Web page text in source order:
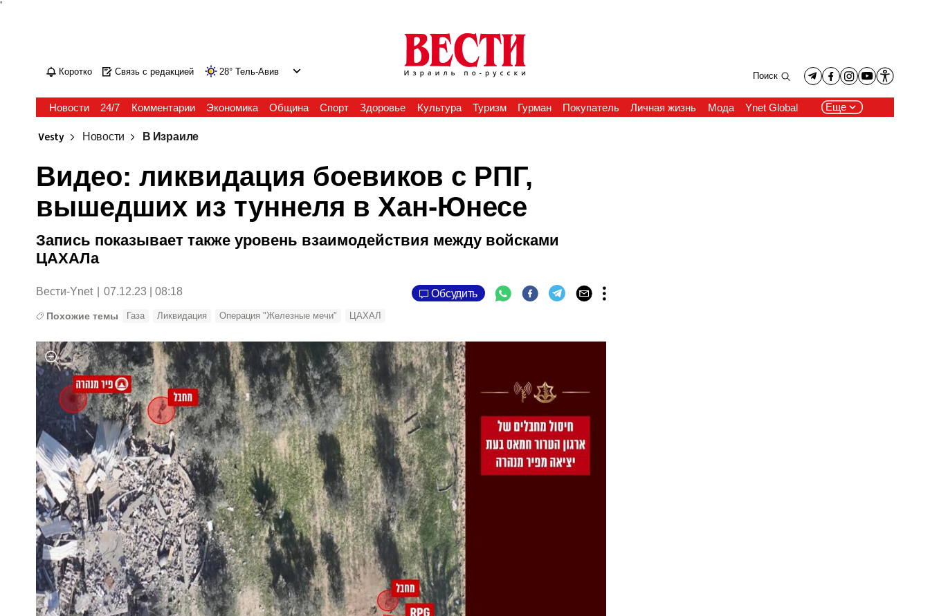
'
Коротко Связь с редакцией 28° Тель-Авив Поиск
Новости 24/7 Комментарии Экономика Община Спорт Здоровье Культура Туризм Гурман Покупатель Личная жизнь Мода Ynet Global Еще
Vesty Новости В Израиле
Видео: ликвидация боевиков c РПГ,
вышедших из туннеля в Хан-Юнесе
Запись показывает также уровень взаимодействия между войсками
ЦАХАЛа
Вести-Ynet 07.12.23 | 08:18 Обсудить
Похожие темы Газа Ликвидация Операция "Железные мечи" ЦАХАЛ